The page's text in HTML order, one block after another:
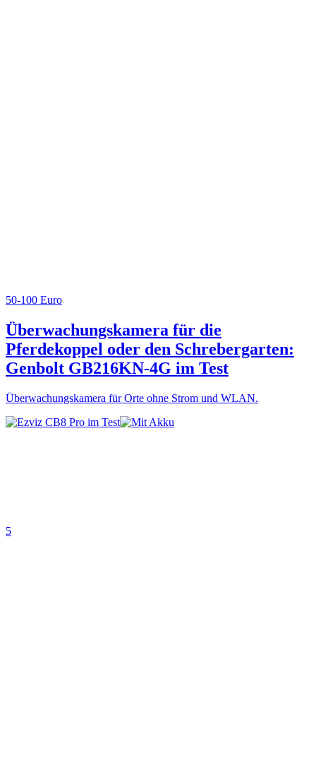
50-100 Euro
Überwachungskamera für die
Pferdekoppel oder den Schrebergarten:
Genbolt GB216KN-4G im Test
Überwachungskamera für Orte ohne Strom und WLAN.
5